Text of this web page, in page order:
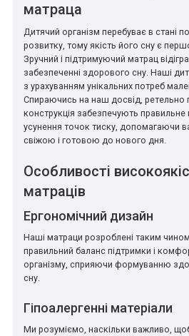
матраца
Дитячий організм перебуває в стані
розвитку, тому якість його сну є
Зручний і підтримуючий матрац
забезпеченні здорового сну. Наші
з урахуванням унікальних потреб
Спираючись на наш досвід, ретельно
конструкція забезпечують правильне
усунення точок тиску, допомагаючи
свіжою і готовою до нового дня.
Особливості
матраців
Ергономічний дизайн
Наші матраци розроблені таким
правильний баланс підтримки і
організму, сприяючи формуванню
сну.
Гіпоалергенні матеріали
Ми розуміємо, наскільки важливо,